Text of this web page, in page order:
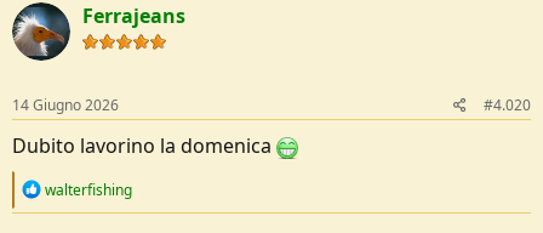
Ferrajeans
14 Giugno 2026 #4.020
Dubito lavorino la domenica
R
walterfishing